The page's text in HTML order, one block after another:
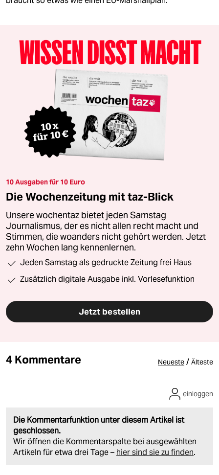
10 Ausgaben für 10 Euro
Die Wochenzeitung mit taz-Blick
Unsere wochentaz bietet jeden Samstag
Journalismus, der es nicht allen recht macht und
Stimmen, die woanders nicht gehört werden. Jetzt
zehn Wochen lang kennenlernen.
Jeden Samstag als gedruckte Zeitung frei Haus
Zusätzlich digitale Ausgabe inkl. Vorlesefunktion
Jetzt bestellen
4 Kommentare Neueste / Älteste
Die Kommentarfunktion unter diesem Artikel ist
geschlossen.
Wir öffnen die Kommentarspalte bei ausgewählten
Artikeln für etwa drei Tage – hier sind sie zu finden.
einloggen